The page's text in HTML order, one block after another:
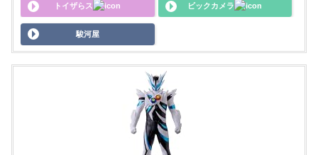
トイザらス ビックカメラ
駿河屋